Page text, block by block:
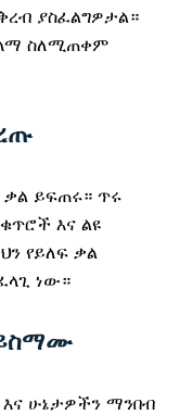
ያስፈልግዎታል።
ስለሚጠቀም
ቃል ይፍጠሩ። ጥሩ
እና ልዩ
የይለፍ ቃል
ነው።
ይስማሙ
እና ሁኔታዎችን ማንበብ